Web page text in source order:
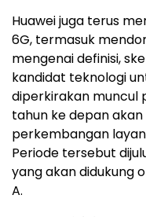
Huawei juga terus
6G, termasuk
mengenai definisi,
kandidat teknologi
diperkirakan muncul
tahun ke depan
perkembangan
Periode tersebut
yang akan didukung
A.